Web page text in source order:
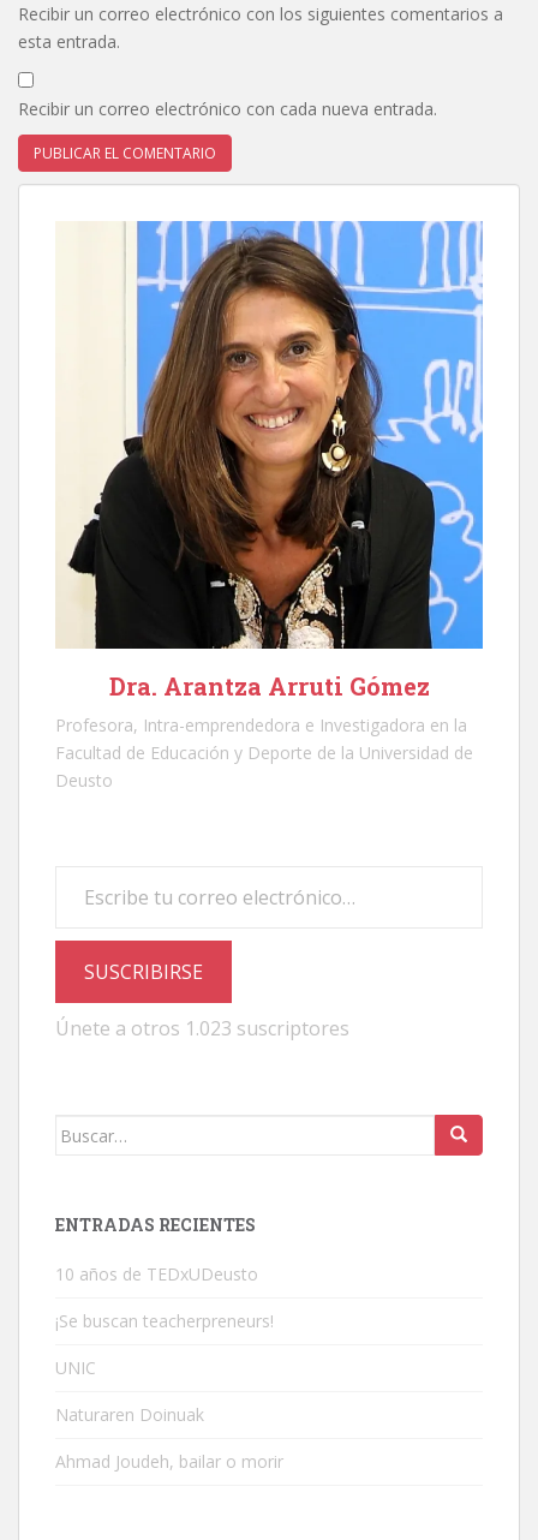
Recibir un correo electrónico con los siguientes comentarios a
esta entrada.
Recibir un correo electrónico con cada nueva entrada.
Dra. Arantza Arruti Gómez
Profesora, Intra-emprendedora e Investigadora en la
Facultad de Educación y Deporte de la Universidad de
Deusto
SUSCRIBIRSE
Únete a otros 1.023 suscriptores
Buscar:
ENTRADAS RECIENTES
10 años de TEDxUDeusto
¡Se buscan teacherpreneurs!
UNIC
Naturaren Doinuak
Ahmad Joudeh, bailar o morir